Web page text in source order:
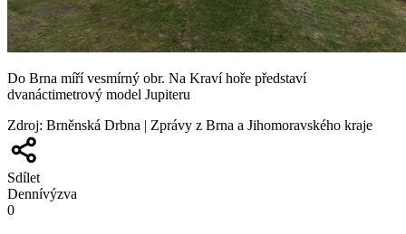
Do Brna míří vesmírný obr. Na Kraví hoře představí
dvanáctimetrový model Jupiteru
Zdroj: Brněnská Drbna | Zprávy z Brna a Jihomoravského kraje
Sdílet
Dennívýzva
0